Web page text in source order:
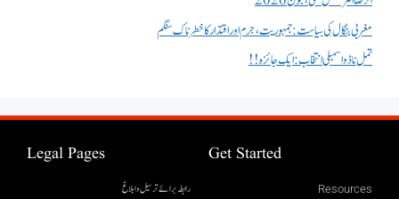
مغربی بنگال کی سیاست:جمہوریت، جرم اور اقتدار کا خطرناک سنگم
تمل ناڈو اسمبلی انتخاب : ایک جائزہ !!
Get Started
Resources
Legal Pages
رابطہ برائے ترسیل وابلاغ